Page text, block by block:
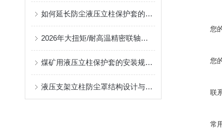
如何延长防尘液压立柱保护套的使用寿命？
2026年大扭矩/耐高温精密联轴器定制找哪家？能实现精准定制的优质厂家盘点
煤矿用液压立柱保护套的安装规范与使用寿命提升方案
液压支架立柱防尘罩结构设计与密封防护原理
您
您
联
常